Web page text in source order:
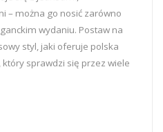
– można go nosić zarówno
wydaniu. Postaw na
styl, jaki oferuje polska
sprawdzi się przez wiele